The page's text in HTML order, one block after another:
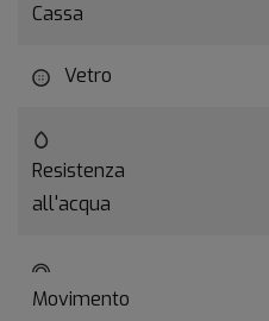
Cassa
Vetro
Resistenza
all'acqua
Movimento